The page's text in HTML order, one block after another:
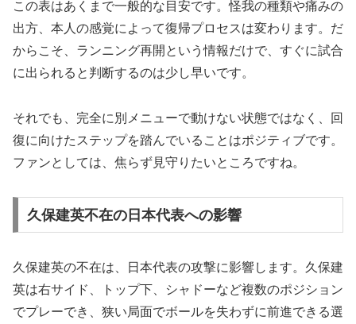
この表はあくまで一般的な目安です。怪我の種類や痛みの
出方、本人の感覚によって復帰プロセスは変わります。だ
からこそ、ランニング再開という情報だけで、すぐに試合
に出られると判断するのは少し早いです。
それでも、完全に別メニューで動けない状態ではなく、回
復に向けたステップを踏んでいることはポジティブです。
ファンとしては、焦らず見守りたいところですね。
久保建英不在の日本代表への影響
久保建英の不在は、日本代表の攻撃に影響します。久保建
英は右サイド、トップ下、シャドーなど複数のポジション
でプレーでき、狭い局面でボールを失わずに前進できる選